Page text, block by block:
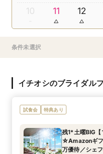
10 11 12
条件未選択
イチオシのブライダル
試食会 特典あり
残1*土曜BIG
☆Amazonギフ
万優待／シェ